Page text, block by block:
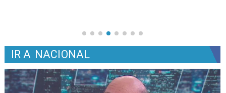
IR A NACIONAL